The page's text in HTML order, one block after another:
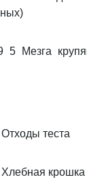
Мезга
теста
крошка